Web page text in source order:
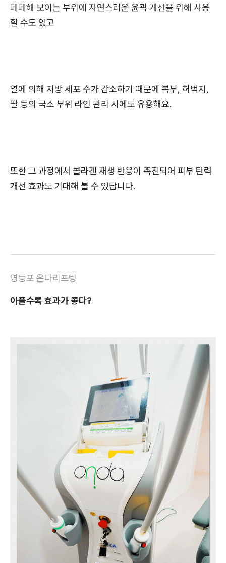
데데해 보이는 부위에 자연스러운 윤곽 개선을 위해 사용
할 수도 있고
열에 의해 지방 세포 수가 감소하기 때문에 복부, 허벅지,
팔 등의 국소 부위 라인 관리 시에도 유용해요.
또한 그 과정에서 콜라겐 재생 반응이 촉진되어 피부 탄력
개선 효과도 기대해 볼 수 있답니다.
영등포 온다리프팅
아플수록 효과가 좋다?